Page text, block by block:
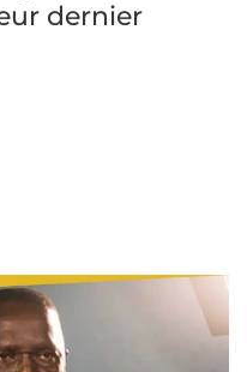
dernier